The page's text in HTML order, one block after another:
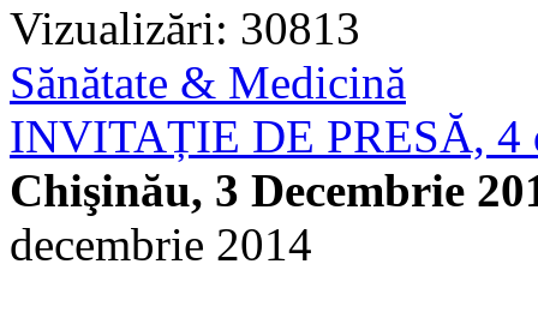
Vizualizări: 30813
Sănătate & Medicină
INVITAȚIE DE PRESĂ, 4
Chişinău, 3 Decembrie
decembrie 2014